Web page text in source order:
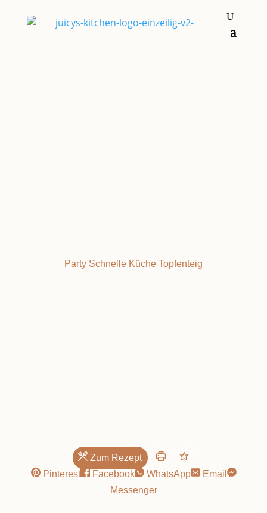
Party Schnelle Küche Topfenteig
Zum Rezept
Pinterest
Facebook WhatsApp
Email
Messenger